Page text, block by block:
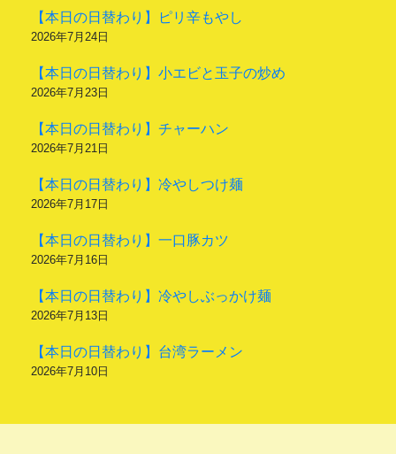
【本日の日替わり】ピリ辛もやし
2026年7月24日
【本日の日替わり】小エビと玉子の炒め
2026年7月23日
【本日の日替わり】チャーハン
2026年7月21日
【本日の日替わり】冷やしつけ麺
2026年7月17日
【本日の日替わり】一口豚カツ
2026年7月16日
【本日の日替わり】冷やしぶっかけ麺
2026年7月13日
【本日の日替わり】台湾ラーメン
2026年7月10日